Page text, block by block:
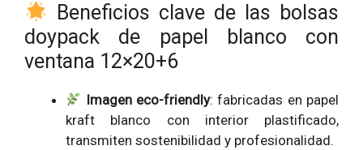
Beneficios clave de las bolsas
doypack de papel blanco con
ventana 12×20+6
Imagen eco-friendly: fabricadas en papel
kraft blanco con interior plastificado,
transmiten sostenibilidad y profesionalidad.